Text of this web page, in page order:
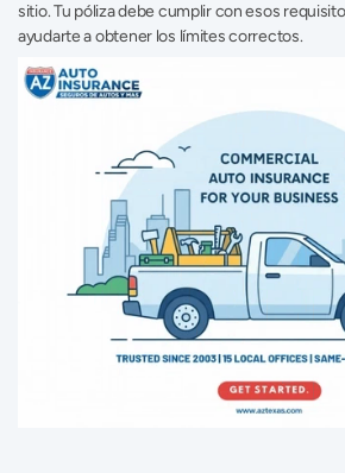
sitio. Tu póliza debe cumplir con esos
ayudarte a obtener los límites correctos.